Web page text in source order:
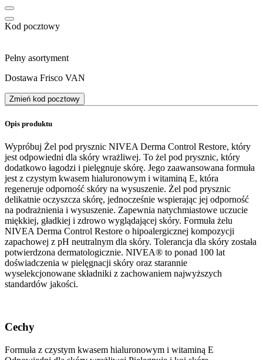
Kod pocztowy
Pełny asortyment
Dostawa Frisco VAN
Zmień kod pocztowy
Opis produktu
Wypróbuj Żel pod prysznic NIVEA Derma Control Restore, który
jest odpowiedni dla skóry wrażliwej. To żel pod prysznic, który
dodatkowo łagodzi i pielęgnuje skórę. Jego zaawansowana formuła
jest z czystym kwasem hialuronowym i witaminą E, która
regeneruje odporność skóry na wysuszenie. Żel pod prysznic
delikatnie oczyszcza skórę, jednocześnie wspierając jej odporność
na podrażnienia i wysuszenie. Zapewnia natychmiastowe uczucie
miękkiej, gładkiej i zdrowo wyglądającej skóry. Formuła żelu
NIVEA Derma Control Restore o hipoalergicznej kompozycji
zapachowej z pH neutralnym dla skóry. Tolerancja dla skóry została
potwierdzona dermatologicznie. NIVEA® to ponad 100 lat
doświadczenia w pielęgnacji skóry oraz starannie
wyselekcjonowane składniki z zachowaniem najwyższych
standardów jakości.
Cechy
Formuła z czystym kwasem hialuronowym i witaminą E